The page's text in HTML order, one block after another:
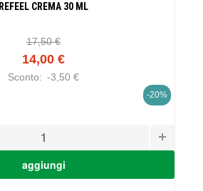
REFEEL CREMA 30 ML
17,50 €
14,00 €
Sconto: -3,50 €
-20%